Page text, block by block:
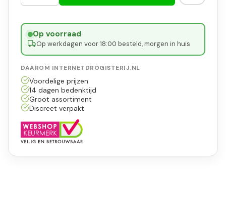
Op voorraad·
Op werkdagen voor 18:00 besteld, morgen in huis
DAAROM INTERNETDROGISTERIJ.NL
Voordelige prijzen
14 dagen bedenktijd
Groot assortiment
Discreet verpakt